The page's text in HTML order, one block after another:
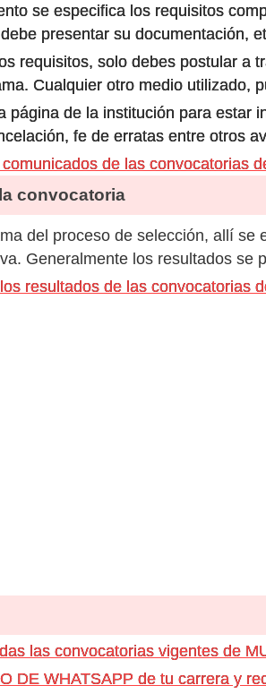
se especifica los requisitos
presentar su documentación,
requisitos, solo debes postular a
Cualquier otro medio utilizado,
página de la institución para estar
fe de erratas entre otros
de las convocatorias
convocatoria
del proceso de selección, allí
Generalmente los resultados se
resultados de las convocatorias
las convocatorias vigentes de
DE WHATSAPP de tu carrera y